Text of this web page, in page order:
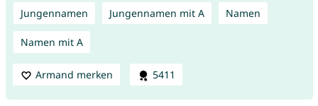
Jungennamen Jungennamen mit A Namen
Namen mit A
Armand merken 5411